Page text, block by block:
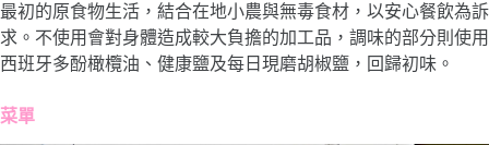
最初的原食物生活，結合在地小農與無毒食材，以安心餐飲為訴
求。不使用會對身體造成較大負擔的加工品，調味的部分則使用
西班牙多酚橄欖油、健康鹽及每日現磨胡椒鹽，回歸初味。
菜單